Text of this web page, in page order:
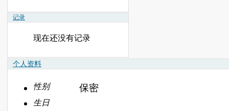
记录
现在还没有记录
个人资料
性别 保密
生日